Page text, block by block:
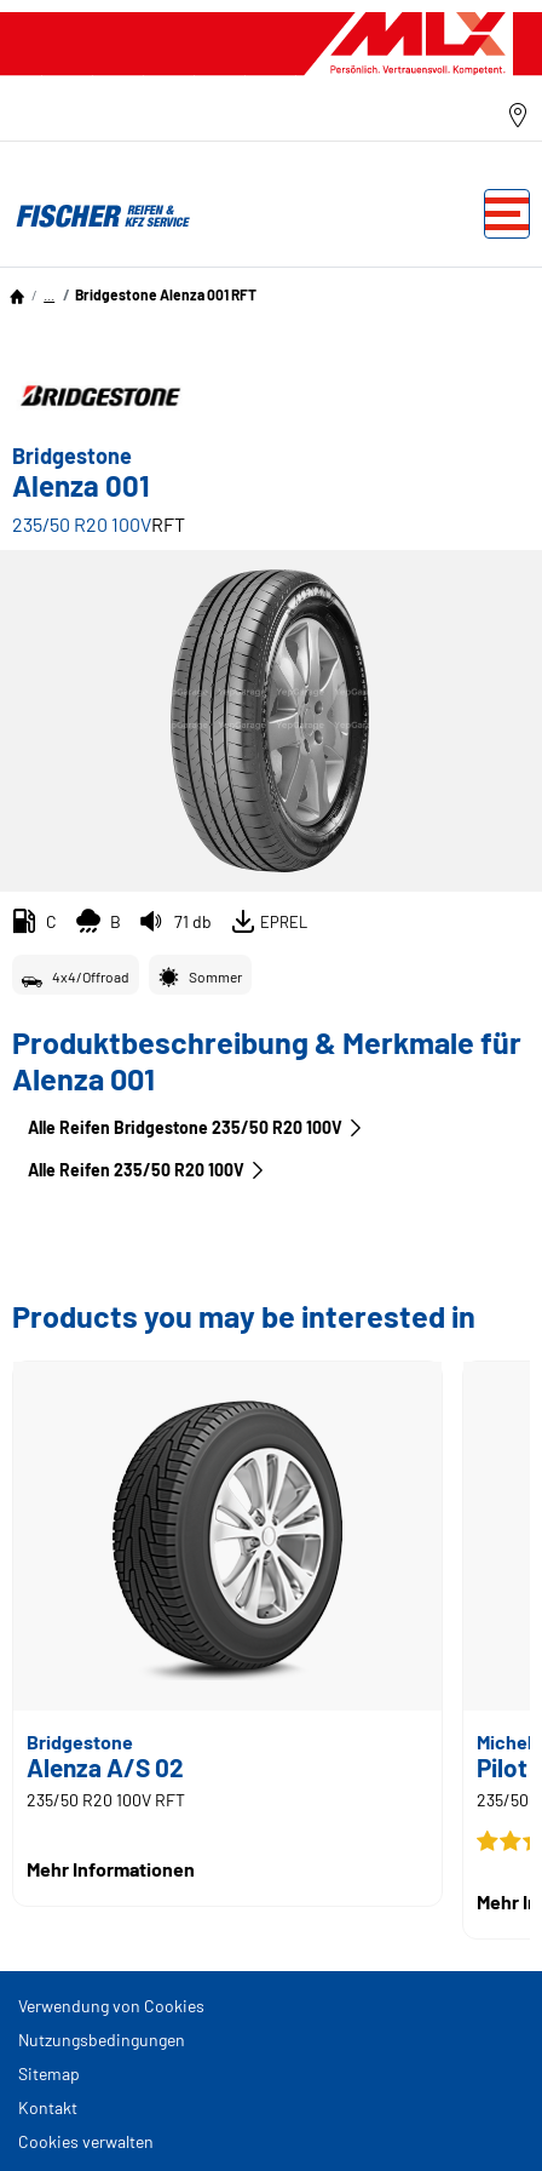
Bridgestone Alenza 001 RFT
Bridgestone
Alenza 001
235/50 R20 100VRFT
C B 71 db EPREL
4x4/Offroad Sommer
Produktbeschreibung & Merkmale für
Alenza 001
Alle Reifen Bridgestone 235/50 R20 100V
Alle Reifen‎ 235/50 R20 100V
Products you may be interested in
Bridgestone
Alenza A/S 02
235/50 R20 100V RFT
Mehr Informationen
Pilot
235/50
Mehr
Verwendung von Cookies
Nutzungsbedingungen
Sitemap
Kontakt
Cookies verwalten